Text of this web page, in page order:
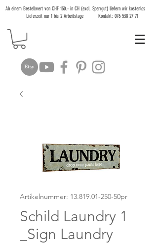
Ab einem Bestellwert von CHF 150.- in CH (excl. Sperrgut) liefern wir kostenlos
Lieferzeit nur 1 bis 2 Arbeitstage Kontakt: 076 538 27 71
Artikelnummer: 13.819.01-250-50pr
Schild Laundry 1
_Sign Laundry